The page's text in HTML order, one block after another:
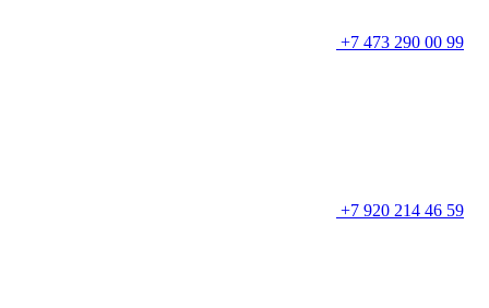
+7 473 290 00 99
+7 920 214 46 59